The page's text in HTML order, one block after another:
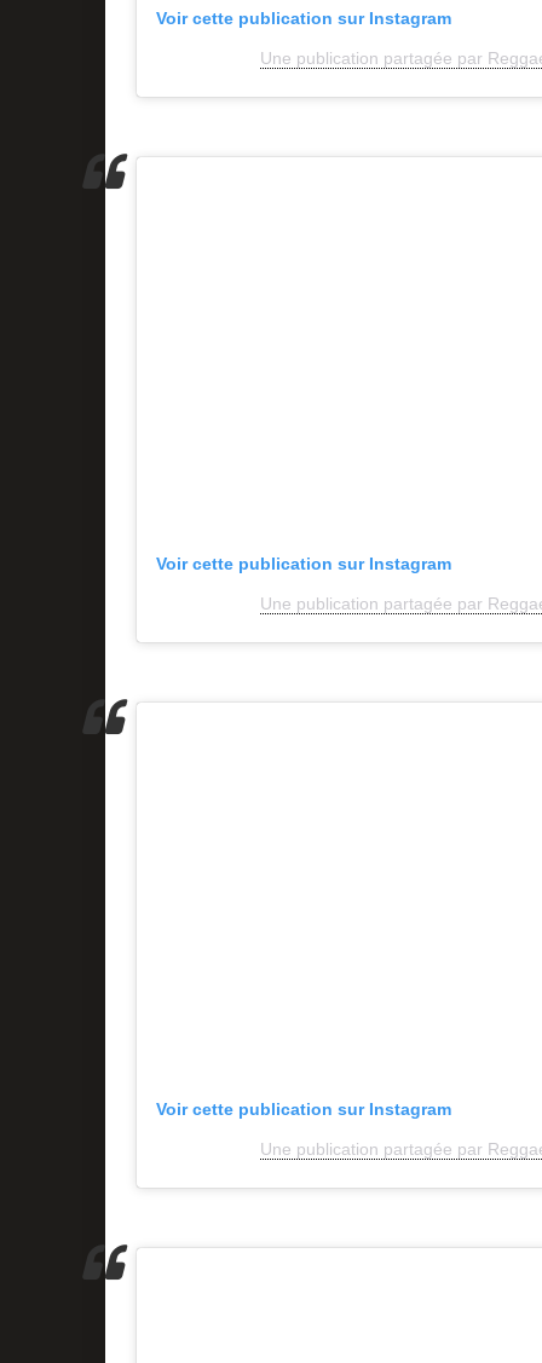
Voir cette publication sur Instagram
Une publication partagée par
Voir cette publication sur Instagram
Une publication partagée par
Voir cette publication sur Instagram
Une publication partagée par